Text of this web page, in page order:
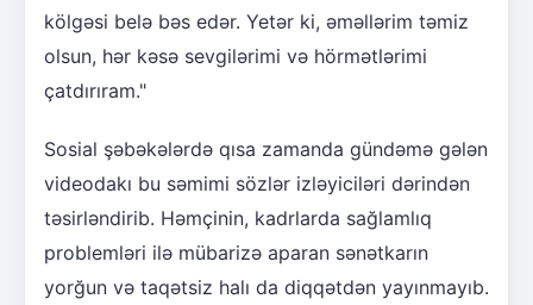
kölgəsi belə bəs edər. Yetər ki, əməllərim təmiz
olsun, hər kəsə sevgilərimi və hörmətlərimi
çatdırıram."
Sosial şəbəkələrdə qısa zamanda gündəmə gələn
videodakı bu səmimi sözlər izləyiciləri dərindən
təsirləndirib. Həmçinin, kadrlarda sağlamlıq
problemləri ilə mübarizə aparan sənətkarın
yorğun və taqətsiz halı da diqqətdən yayınmayıb.